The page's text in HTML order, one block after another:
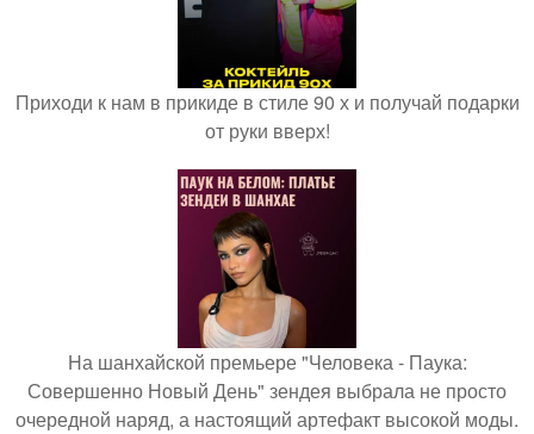
Приходи к нам в прикиде в стиле 90 х и получай подарки
от руки вверх!
На шанхайской премьере "Человека - Паука:
Совершенно Новый День" зендея выбрала не просто
очередной наряд, а настоящий артефакт высокой моды.